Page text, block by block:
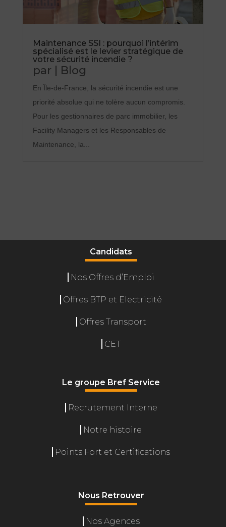
profils d'internautes afin d'envoyer des publicités personnalisées,
ou pour suivre l'utilisateur sur un site web ou sur plusieurs sites
uniques sur ce site. Le fait de ne pas consentir ou de retirer son
consentement peut avoir un effet négatif sur certaines
Maintenance SSI : pourquoi l’intérim
spécialisé est le levier stratégique de
votre sécurité incendie ?
par Blog
En Île-de-France, la sécurité incendie est une
priorité absolue qui ne tolère aucun compromis.
Pour les gestionnaires de parc immobilier, les
Facility Managers et les Responsables de
Maintenance, la...
Candidats
Nos Offres d’Emploi
Offres BTP et Electricité
Offres Transport
CET
Le groupe Bref Service
Recrutement Interne
Notre histoire
Points Fort et Certifications
Nous Retrouver
Nos Agences